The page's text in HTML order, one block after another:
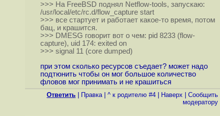
>>> На FreeBSD поднял Netflow-tools, запускаю:
/usr/local/etc/rc.d/flow_capture start
>>> все стартует и работает какое-то время, потом
бац, и крашится.
>>> DMESG говорит вот о чем: pid 8233 (flow-
capture), uid 174: exited on
>>> signal 11 (core dumped)
при этом сколько ресурсов съедает? может надо
подтюнить чтобы он мог большое количество
фловов мог принимать и не крашиться
Ответить Правка| ^ к родителю #4 Наверх
Cообщить
модератору